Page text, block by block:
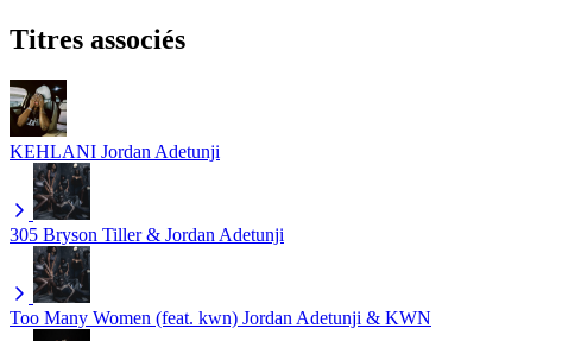
Titres associés
KEHLANI Jordan Adetunji
305 Bryson Tiller & Jordan Adetunji
Too Many Women (feat. kwn) Jordan Adetunji & KWN